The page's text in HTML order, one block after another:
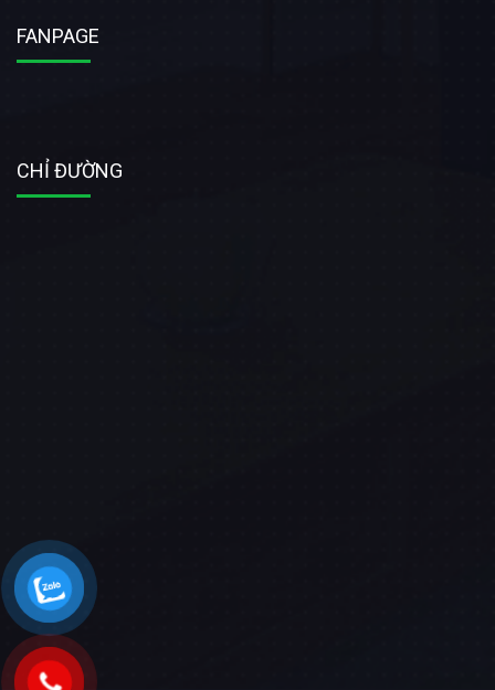
FANPAGE
CHỈ ĐƯỜNG